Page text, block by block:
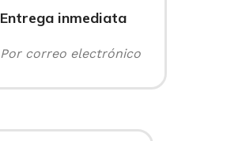
Entrega inmediata
Por correo electrónico